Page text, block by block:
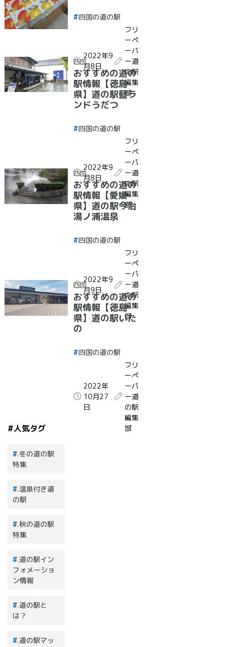
四国の道の駅
2022年9
月8日
フリ
ーペ
ーパ
ー道
の駅
編集
部
四国
おすすめの道の
駅情報【徳島
県】道の駅藍ラ
ンドうだつ
四国の道の駅
2022年9
月8日
フリ
ーペ
ーパ
ー道
の駅
編集
部
四国
おすすめの道の
駅情報【愛媛
県】道の駅今治
湯ノ浦温泉
四国の道の駅
2022年9
月9日
フリ
ーペ
ーパ
ー道
の駅
編集
部
四国
おすすめの道の
駅情報【徳島
県】道の駅いた
の
四国の道の駅
2022年
10月27
日
フリ
ーペ
ーパ
ー道
の駅
編集
部
#人気タグ
.冬の道の駅
特集
.温泉付き道
の駅
.秋の道の駅
特集
.道の駅イン
フォメーショ
ン情報
.道の駅と
は？
.道の駅マッ